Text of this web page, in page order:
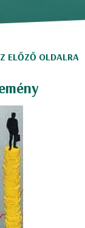
ELŐZŐ OLDALRA